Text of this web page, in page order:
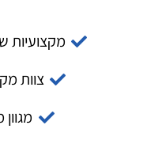
מקצועיות
צוות